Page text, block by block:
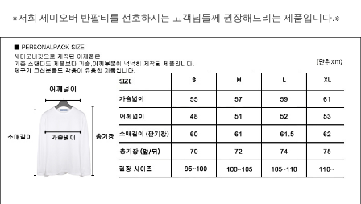
※저희 세미오버 반팔티를 선호하시는 고객님들께 권장해드리는 제품입니다.※